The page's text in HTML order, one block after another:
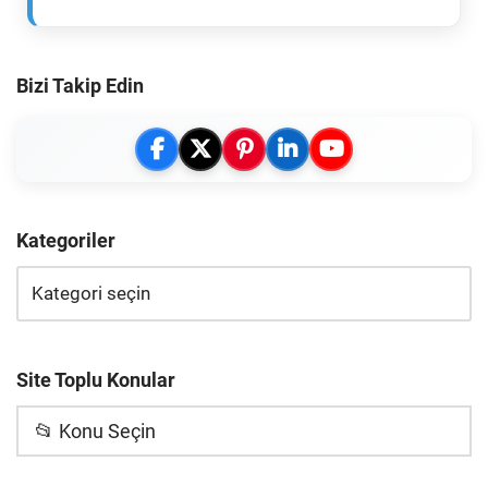
Bizi Takip Edin
Kategoriler
Site Toplu Konular
📂 Konu Seçin